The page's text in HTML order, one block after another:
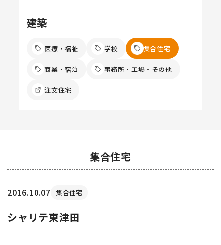
建築
医療・福祉 学校 集合住宅
商業・宿泊 事務所・工場・その他
注文住宅
集合住宅
2016.10.07 集合住宅
シャリテ東津田